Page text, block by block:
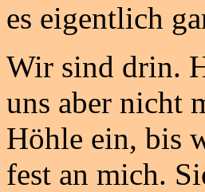
es eigentlich
Wir sind drin.
uns aber nicht
Höhle ein, bis
fest an mich.